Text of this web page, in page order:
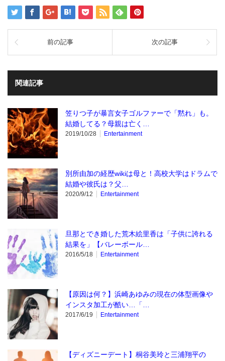
前の記事 次の記事
関連記事
笠りつ子が暴言女子ゴルファーで「黙れ」も。
結婚してる？母親は亡く…
2019/10/28 Entertainment
別所由加の経歴wikiは母と！高校大学はドラムで
結婚や彼氏は？父…
2020/9/12 Entertainment
旦那とでき婚した荒木絵里香は「子供に誇れる
結果を」【バレーボール…
2016/5/18 Entertainment
【原因は何？】浜崎あゆみの現在の体型画像や
インスタ加工が酷い…「…
2017/6/19 Entertainment
【ディズニーデート】桐谷美玲と三浦翔平の